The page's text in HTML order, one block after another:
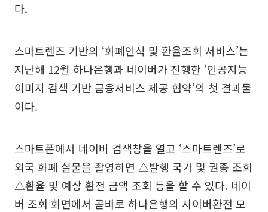
다.
스마트렌즈 기반의 ‘화폐인식 및 환율조회 서비스’는
지난해 12월 하나은행과 네이버가 진행한 ‘인공지능
이미지 검색 기반 금융서비스 제공 협약’의 첫 결과물
이다.
스마트폰에서 네이버 검색창을 열고 ‘스마트렌즈’로
외국 화폐 실물을 촬영하면 △발행 국가 및 권종 조회
△환율 및 예상 환전 금액 조회 등을 할 수 있다. 네이
버 조회 화면에서 곧바로 하나은행의 사이버환전 모